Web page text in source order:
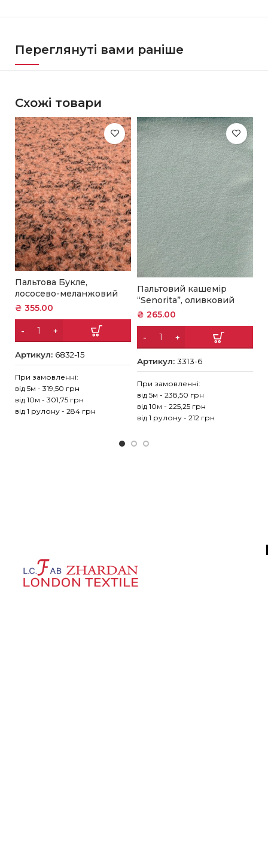
Переглянуті вами раніше
Схожі товари
Пальтова Букле,
лососево-меланжовий
₴ 355.00
Артикул: 6832-15
При замовленні:
від 5м - 319,50 грн
від 10м - 301,75 грн
від 1 рулону - 284 грн
Пальтовий кашемір
“Senorita”, оливковий
₴ 265.00
Артикул: 3313-6
При замовленні:
від 5м - 238,50 грн
від 10м - 225,25 грн
від 1 рулону - 212 грн